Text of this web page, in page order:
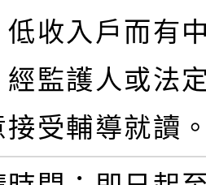
低收入戶而有
經監護人或法
接受輔導就讀